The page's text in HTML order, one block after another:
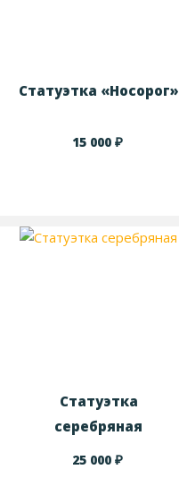
Статуэтка «Носорог»
15 000 ₽
Статуэтка
серебряная
25 000 ₽